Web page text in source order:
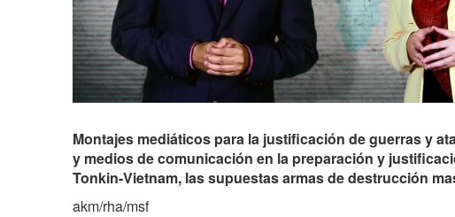
Montajes mediáticos para la justificación de guerras y
y medios de comunicación en la preparación y
Tonkin-Vietnam, las supuestas armas de destrucción
akm/rha/msf